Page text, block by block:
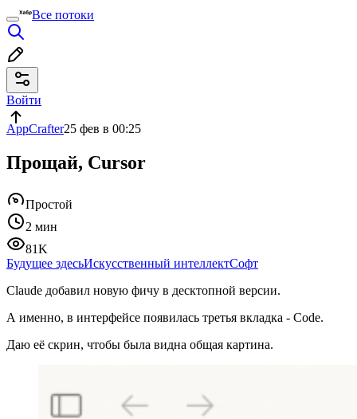
Все потоки
Войти
AppCrafter25 фев в 00:25
Прощай, Cursor
Простой
2 мин
81K
Будущее здесьИскусственный интеллектСофт
Claude добавил новую фичу в десктопной версии.
А именно, в интерфейсе появилась третья вкладка - Code.
Даю её скрин, чтобы была видна общая картина.